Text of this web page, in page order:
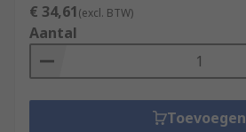
€ 34,61(excl. BTW)
Aantal
Toevoegen